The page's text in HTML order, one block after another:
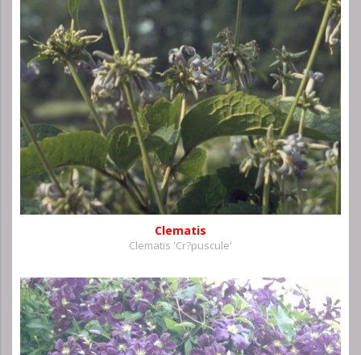
Clematis
Clematis 'Cr?puscule'